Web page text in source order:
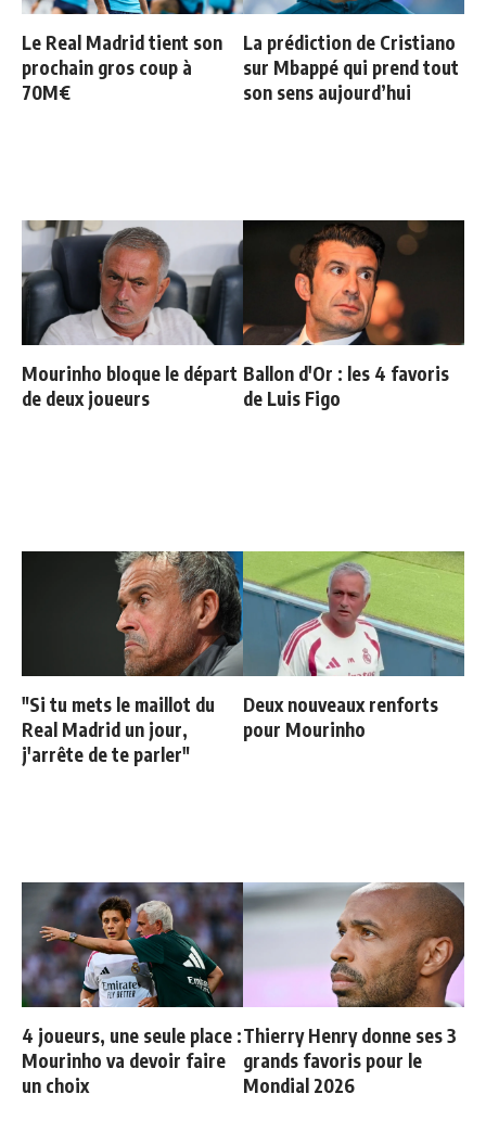
Le Real Madrid tient son
prochain gros coup à
70M€
La prédiction de Cristiano
sur Mbappé qui prend tout
son sens aujourd’hui
Mourinho bloque le départ
de deux joueurs
Ballon d'Or : les 4 favoris
de Luis Figo
"Si tu mets le maillot du
Real Madrid un jour,
j'arrête de te parler"
Deux nouveaux renforts
pour Mourinho
4 joueurs, une seule place :
Mourinho va devoir faire
un choix
Thierry Henry donne ses 3
grands favoris pour le
Mondial 2026